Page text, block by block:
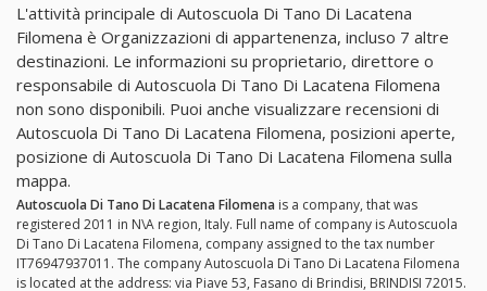
L'attività principale di Autoscuola Di Tano Di Lacatena
Filomena è Organizzazioni di appartenenza, incluso 7 altre
destinazioni. Le informazioni su proprietario, direttore o
responsabile di Autoscuola Di Tano Di Lacatena Filomena
non sono disponibili. Puoi anche visualizzare recensioni di
Autoscuola Di Tano Di Lacatena Filomena, posizioni aperte,
posizione di Autoscuola Di Tano Di Lacatena Filomena sulla
mappa.
Autoscuola Di Tano Di Lacatena Filomena is a company, that was
registered 2011 in N\A region, Italy. Full name of company is Autoscuola
Di Tano Di Lacatena Filomena, company assigned to the tax number
IT76947937011. The company Autoscuola Di Tano Di Lacatena Filomena
is located at the address: via Piave 53, Fasano di Brindisi, BRINDISI 72015.